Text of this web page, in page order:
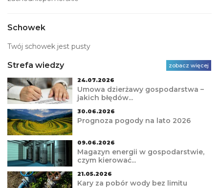
Schowek
Twój schowek jest pusty
Strefa wiedzy zobacz więcej
24.07.2026
Umowa dzierżawy gospodarstwa –
jakich błędów...
30.06.2026
Prognoza pogody na lato 2026
09.06.2026
Magazyn energii w gospodarstwie,
czym kierować...
21.05.2026
Kary za pobór wody bez limitu